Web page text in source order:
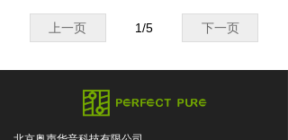
上一页 下一页
1/5